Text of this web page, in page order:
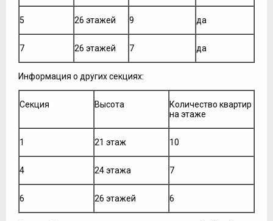
5 26 этажей 9 да
7 26 этажей 7 да
Информация о других секциях:
Секция Высота
Количество квартир
на этаже
1 21 этаж 10
4 24 этажа 7
6 26 этажей 6